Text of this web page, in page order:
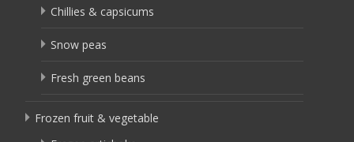
Chillies & capsicums
Snow peas
Fresh green beans
Frozen fruit & vegetable